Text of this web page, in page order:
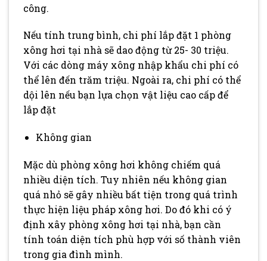
công.
Nếu tính trung bình, chi phí lắp đặt 1 phòng
xông hơi tại nhà sẽ dao động từ 25- 30 triệu.
Với các dòng máy xông nhập khẩu chi phí có
thể lên đến trăm triệu. Ngoài ra, chi phí có thể
dội lên nếu bạn lựa chọn vật liệu cao cấp để
lắp đặt
Không gian
Mặc dù phòng xông hơi không chiếm quá
nhiều diện tích. Tuy nhiên nếu không gian
quá nhỏ sẽ gây nhiều bất tiện trong quá trình
thực hiện liệu pháp xông hơi. Do đó khi có ý
định xây phòng xông hơi tại nhà, bạn cần
tính toán diện tích phù hợp với số thành viên
trong gia đình mình.